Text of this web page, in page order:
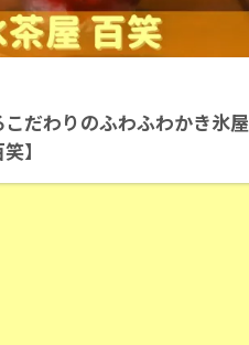
だわりのふわふわかき氷屋
】